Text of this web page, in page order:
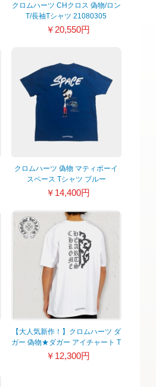
クロムハーツ CHクロス 偽物/ロン
T/長袖Tシャツ 21080305
￥20,550円
クロムハーツ 偽物 マティボーイ
スペース Tシャツ ブルー
21082423
￥14,400円
【大人気新作！】クロムハーツ ダ
ガー 偽物★ダガー アイチャート T
シャツ 21082405
￥12,300円